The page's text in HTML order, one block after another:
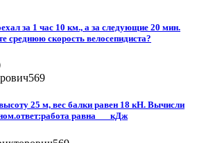
за 1 час 10 км., а за следующие 20 мин.
среднюю скорость велосепидиста?
25 м, вес балки равен 18 кН. Вычисли
равна___кДж​